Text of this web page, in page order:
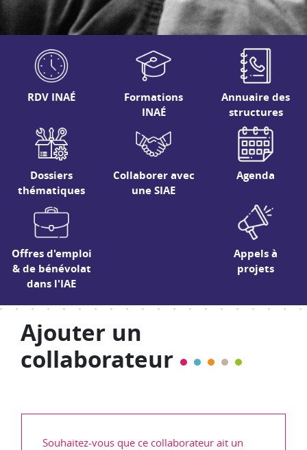
RDV INAÉ
Formations
INAÉ
Annuaire des
structures
Dossiers
thématiques
Collaborer avec
une SIAE
Agenda
Offres d'emploi
& de bénévolat
dans l'IAE
Appels à
projets
Ajouter un
collaborateur
Souhaitez-vous que ce collaborateur ait un